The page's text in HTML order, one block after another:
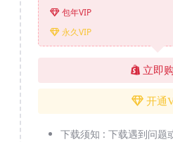
包年VIP
永久VIP
立即
开通
下载须知 : 下载遇到问题